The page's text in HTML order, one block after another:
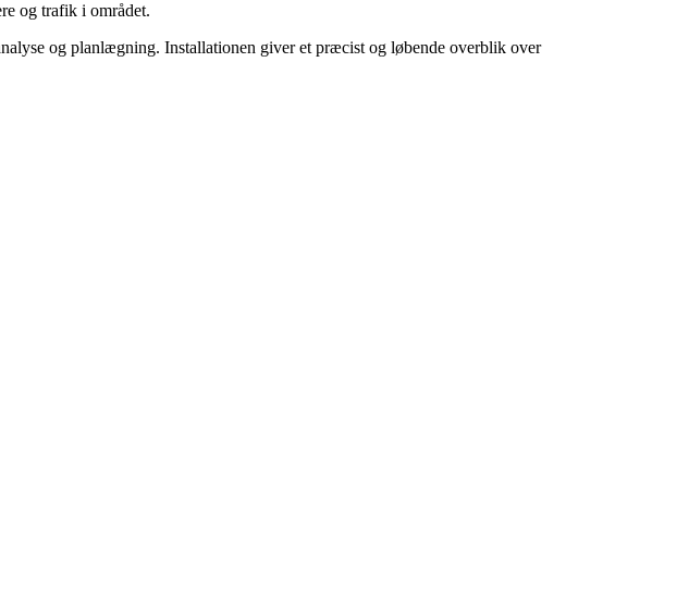
og trafik i området.
og planlægning. Installationen giver et præcist og løbende overblik over